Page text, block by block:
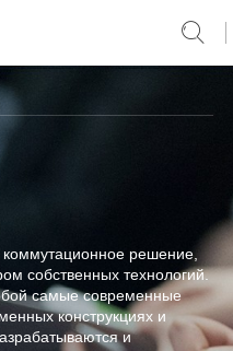
решение,
собственных технологий.
самые современные
конструкциях и
и